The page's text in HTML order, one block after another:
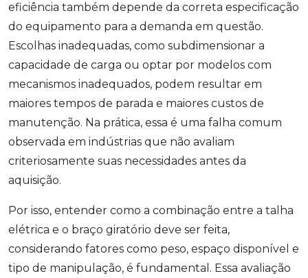
eficiência também depende da correta especificação
do equipamento para a demanda em questão.
Escolhas inadequadas, como subdimensionar a
capacidade de carga ou optar por modelos com
mecanismos inadequados, podem resultar em
maiores tempos de parada e maiores custos de
manutenção. Na prática, essa é uma falha comum
observada em indústrias que não avaliam
criteriosamente suas necessidades antes da
aquisição.
Por isso, entender como a combinação entre a talha
elétrica e o braço giratório deve ser feita,
considerando fatores como peso, espaço disponível e
tipo de manipulação, é fundamental. Essa avaliação